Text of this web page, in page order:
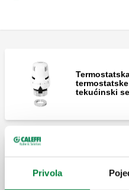
Privola
tekućinski
tekućinski